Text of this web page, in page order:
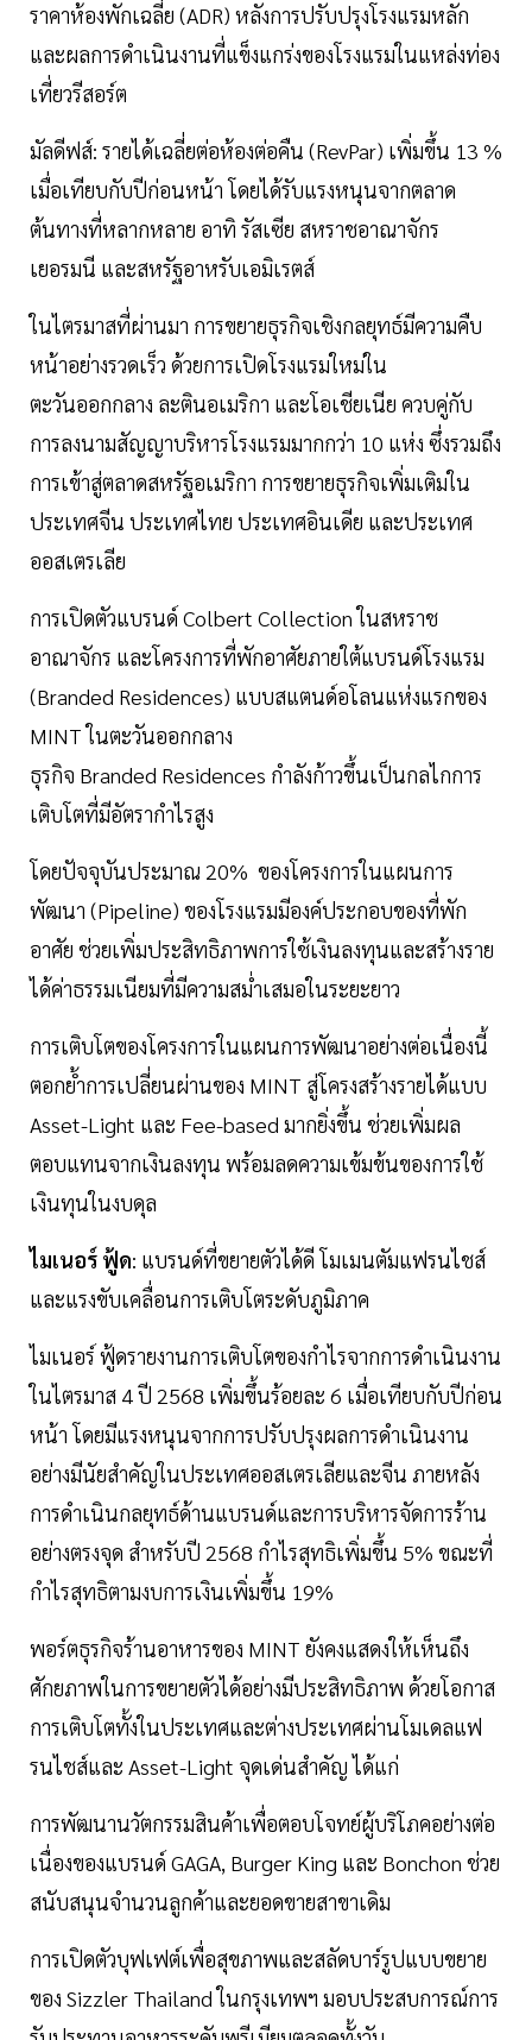
ราคาห้องพักเฉลี่ย (ADR) หลังการปรับปรุงโรงแรมหลัก
และผลการดำเนินงานที่แข็งแกร่งของโรงแรมในแหล่งท่อง
เที่ยวรีสอร์ต
มัลดีฟส์: รายได้เฉลี่ยต่อห้องต่อคืน (RevPar) เพิ่มขึ้น 13 %
เมื่อเทียบกับปีก่อนหน้า โดยได้รับแรงหนุนจากตลาด
ต้นทางที่หลากหลาย อาทิ รัสเซีย สหราชอาณาจักร
เยอรมนี และสหรัฐอาหรับเอมิเรตส์
ในไตรมาสที่ผ่านมา การขยายธุรกิจเชิงกลยุทธ์มีความคืบ
หน้าอย่างรวดเร็ว ด้วยการเปิดโรงแรมใหม่ใน
ตะวันออกกลาง ละตินอเมริกา และโอเชียเนีย ควบคู่กับ
การลงนามสัญญาบริหารโรงแรมมากกว่า 10 แห่ง ซึ่งรวมถึง
การเข้าสู่ตลาดสหรัฐอเมริกา การขยายธุรกิจเพิ่มเติมใน
ประเทศจีน ประเทศไทย ประเทศอินเดีย และประเทศ
ออสเตรเลีย
การเปิดตัวแบรนด์ Colbert Collection ในสหราช
อาณาจักร และโครงการที่พักอาศัยภายใต้แบรนด์โรงแรม
(Branded Residences) แบบสแตนด์อโลนแห่งแรกของ
MINT ในตะวันออกกลาง
ธุรกิจ Branded Residences กำลังก้าวขึ้นเป็นกลไกการ
เติบโตที่มีอัตรากำไรสูง
โดยปัจจุบันประมาณ 20% ของโครงการในแผนการ
พัฒนา (Pipeline) ของโรงแรมมีองค์ประกอบของที่พัก
อาศัย ช่วยเพิ่มประสิทธิภาพการใช้เงินลงทุนและสร้างราย
ได้ค่าธรรมเนียมที่มีความสม่ำเสมอในระยะยาว
การเติบโตของโครงการในแผนการพัฒนาอย่างต่อเนื่องนี้
ตอกย้ำการเปลี่ยนผ่านของ MINT สู่โครงสร้างรายได้แบบ
Asset-Light และ Fee-based มากยิ่งขึ้น ช่วยเพิ่มผล
ตอบแทนจากเงินลงทุน พร้อมลดความเข้มข้นของการใช้
เงินทุนในงบดุล
ไมเนอร์ ฟู้ด: แบรนด์ที่ขยายตัวได้ดี โมเมนตัมแฟรนไชส์
และแรงขับเคลื่อนการเติบโตระดับภูมิภาค
ไมเนอร์ ฟู้ดรายงานการเติบโตของกำไรจากการดำเนินงาน
ในไตรมาส 4 ปี 2568 เพิ่มขึ้นร้อยละ 6 เมื่อเทียบกับปีก่อน
หน้า โดยมีแรงหนุนจากการปรับปรุงผลการดำเนินงาน
อย่างมีนัยสำคัญในประเทศออสเตรเลียและจีน ภายหลัง
การดำเนินกลยุทธ์ด้านแบรนด์และการบริหารจัดการร้าน
อย่างตรงจุด สำหรับปี 2568 กำไรสุทธิเพิ่มขึ้น 5% ขณะที่
กำไรสุทธิตามงบการเงินเพิ่มขึ้น 19%
พอร์ตธุรกิจร้านอาหารของ MINT ยังคงแสดงให้เห็นถึง
ศักยภาพในการขยายตัวได้อย่างมีประสิทธิภาพ ด้วยโอกาส
การเติบโตทั้งในประเทศและต่างประเทศผ่านโมเดลแฟ
รนไชส์และ Asset-Light จุดเด่นสำคัญ ได้แก่
การพัฒนานวัตกรรมสินค้าเพื่อตอบโจทย์ผู้บริโภคอย่างต่อ
เนื่องของแบรนด์ GAGA, Burger King และ Bonchon ช่วย
สนับสนุนจำนวนลูกค้าและยอดขายสาขาเดิม
การเปิดตัวบุฟเฟต์เพื่อสุขภาพและสลัดบาร์รูปแบบขยาย
ของ Sizzler Thailand ในกรุงเทพฯ มอบประสบการณ์การ